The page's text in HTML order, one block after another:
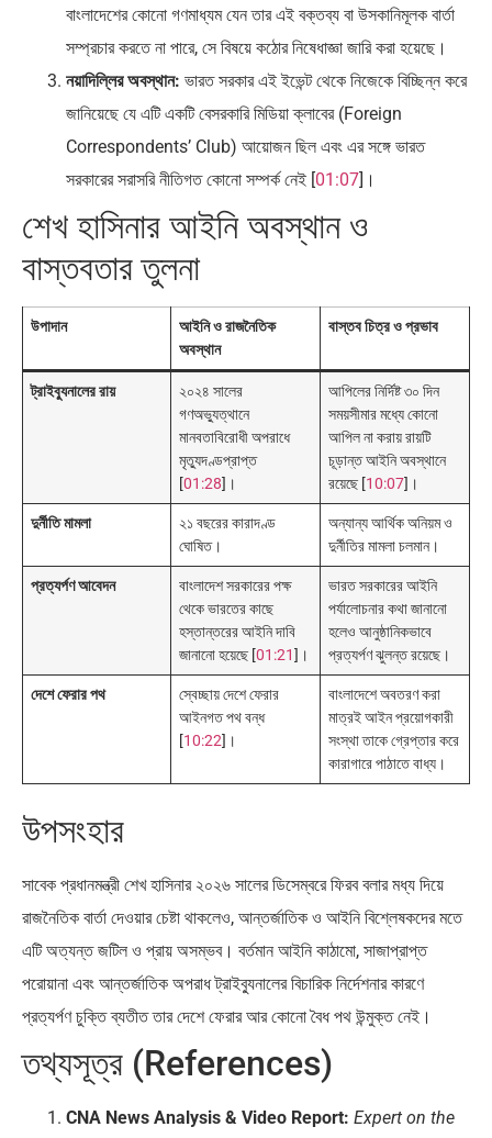
বাংলাদেশের কোনো গণমাধ্যম যেন তার এই বক্তব্য বা উসকানিমূলক বার্তা
সম্প্রচার করতে না পারে, সে বিষয়ে কঠোর নিষেধাজ্ঞা জারি করা হয়েছে।
নয়াদিল্লির অবস্থান: ভারত সরকার এই ইভেন্ট থেকে নিজেকে বিচ্ছিন্ন করে
জানিয়েছে যে এটি একটি বেসরকারি মিডিয়া ক্লাবের (Foreign
Correspondents’ Club) আয়োজন ছিল এবং এর সঙ্গে ভারত
সরকারের সরাসরি নীতিগত কোনো সম্পর্ক নেই [01:07]।
শেখ হাসিনার আইনি অবস্থান ও
বাস্তবতার তুলনা
উপাদান
আইনি ও রাজনৈতিক
অবস্থান
বাস্তব চিত্র ও প্রভাব
ট্রাইব্যুনালের রায়
২০২৪ সালের
গণঅভ্যুত্থানে
মানবতাবিরোধী অপরাধে
মৃত্যুদণ্ডপ্রাপ্ত
[01:28]।
আপিলের নির্দিষ্ট ৩০ দিন
সময়সীমার মধ্যে কোনো
আপিল না করায় রায়টি
চূড়ান্ত আইনি অবস্থানে
রয়েছে [10:07]।
দুর্নীতি মামলা
২১ বছরের কারাদণ্ড
ঘোষিত।
অন্যান্য আর্থিক অনিয়ম ও
দুর্নীতির মামলা চলমান।
প্রত্যর্পণ আবেদন
বাংলাদেশ সরকারের পক্ষ
থেকে ভারতের কাছে
হস্তান্তরের আইনি দাবি
জানানো হয়েছে [01:21]।
ভারত সরকারের আইনি
পর্যালোচনার কথা জানানো
হলেও আনুষ্ঠানিকভাবে
প্রত্যর্পণ ঝুলন্ত রয়েছে।
দেশে ফেরার পথ
স্বেচ্ছায় দেশে ফেরার
আইনগত পথ বন্ধ
[10:22]।
বাংলাদেশে অবতরণ করা
মাত্রই আইন প্রয়োগকারী
সংস্থা তাকে গ্রেপ্তার করে
কারাগারে পাঠাতে বাধ্য।
উপসংহার
সাবেক প্রধানমন্ত্রী শেখ হাসিনার ২০২৬ সালের ডিসেম্বরে ফিরব বলার মধ্য দিয়ে
রাজনৈতিক বার্তা দেওয়ার চেষ্টা থাকলেও, আন্তর্জাতিক ও আইনি বিশ্লেষকদের মতে
এটি অত্যন্ত জটিল ও প্রায় অসম্ভব। বর্তমান আইনি কাঠামো, সাজাপ্রাপ্ত
পরোয়ানা এবং আন্তর্জাতিক অপরাধ ট্রাইব্যুনালের বিচারিক নির্দেশনার কারণে
প্রত্যর্পণ চুক্তি ব্যতীত তার দেশে ফেরার আর কোনো বৈধ পথ উন্মুক্ত নেই।
তথ্যসূত্র (References)
CNA News Analysis & Video Report: Expert on the